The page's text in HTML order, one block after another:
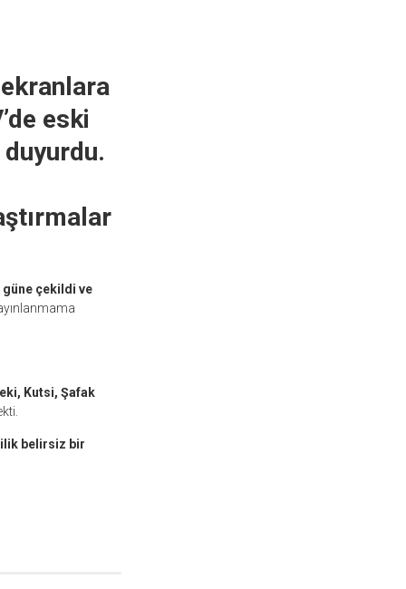
eski
duyurdu.
güne çekildi ve
Kutsi, Şafak
belirsiz bir